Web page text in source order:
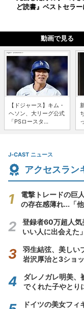
ど読書』ベストセラー
動画で見る
【ドジャース】キム・
ヘソン、大リーグ公式
「PSロースタ...
J-CAST ニュース
アクセスラン
電撃トレードの巨
の存在感薄れ...「
登録者60万超人
いい人に出会えた
羽生結弦、美しい
岩沢厚治と3ショ
ダレノガレ明美、
でくれた子やとり
ドイツの美女フ